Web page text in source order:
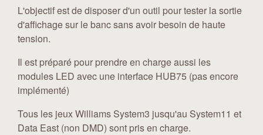
L'objectif est de disposer d'un outil pour tester la sortie
d'affichage sur le banc sans avoir besoin de haute
tension.
Il est préparé pour prendre en charge aussi les
modules LED avec une interface HUB75 (pas encore
implémenté)
Tous les jeux Williams System3 jusqu'au System11 et
Data East (non DMD) sont pris en charge.